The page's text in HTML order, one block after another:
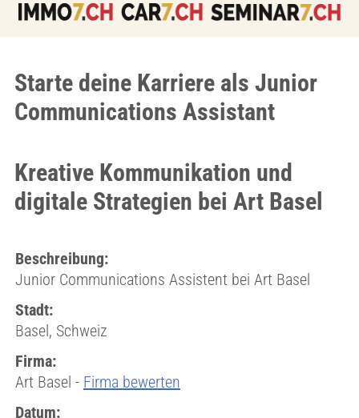
Starte deine Karriere als Junior
Communications Assistant
Kreative Kommunikation und
digitale Strategien bei Art Basel
Beschreibung:
Junior Communications Assistent bei Art Basel
Stadt:
Basel, Schweiz
Firma:
Art Basel - Firma bewerten
Datum: